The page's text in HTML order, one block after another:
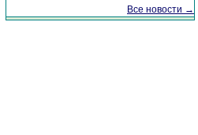
Все новости →